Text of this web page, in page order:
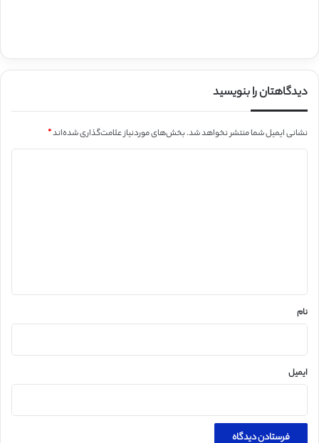
دیدگاهتان را بنویسید
نشانی ایمیل شما منتشر نخواهد شد.بخش‌های موردنیاز علامت‌گذاری شده‌اند*
نام
ایمیل